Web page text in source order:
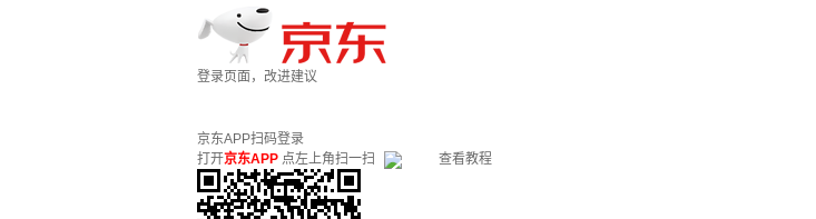
登录页面，改进建议
京东APP扫码登录
打开京东APP 点左上角扫一扫 查看教程